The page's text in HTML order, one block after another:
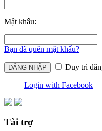
Mật khẩu:
Bạn đã quên mật khẩu?
Duy trì
Login with Facebook
Tài trợ